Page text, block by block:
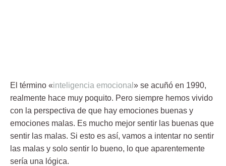
El término «inteligencia emocional » se acuñó en 1990,
realmente hace muy poquito. Pero siempre hemos vivido
con la perspectiva de que hay emociones buenas y
emociones malas. Es mucho mejor sentir las buenas que
sentir las malas. Si esto es así, vamos a intentar no sentir
las malas y solo sentir lo bueno, lo que aparentemente
sería una lógica.